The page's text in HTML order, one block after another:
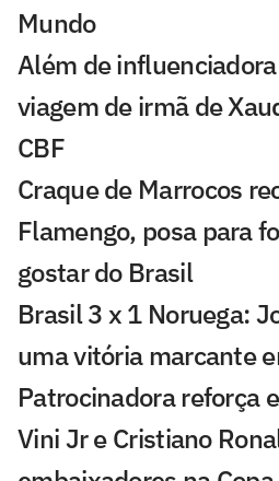
Mundo
Além de
viagem de irmã de
CBF
Craque de Marrocos
Flamengo, posa para
gostar do Brasil
Brasil 3 x 1 Noruega:
uma vitória marcante
Patrocinadora reforça
Vini Jr e Cristiano